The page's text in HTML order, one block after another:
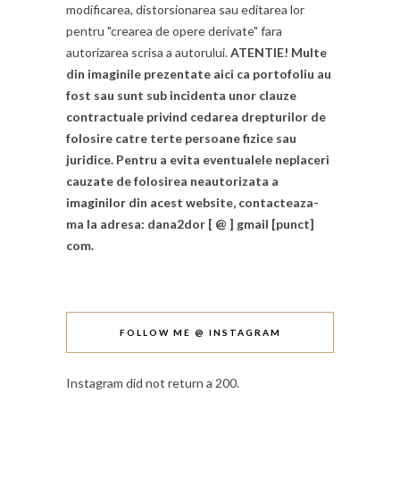
modificarea, distorsionarea sau editarea lor
pentru "crearea de opere derivate" fara
autorizarea scrisa a autorului.ATENTIE! Multe
din imaginile prezentate aici ca portofoliu au
fost sau sunt sub incidenta unor clauze
contractuale privind cedarea drepturilor de
folosire catre terte persoane fizice sau
juridice. Pentru a evita eventualele neplaceri
cauzate de folosirea neautorizata a
imaginilor din acest website, contacteaza-
ma la adresa: dana2dor [ @ ] gmail [punct]
com.
FOLLOW ME @ INSTAGRAM
Instagram did not return a 200.